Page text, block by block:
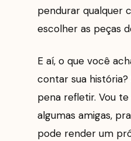
pendurar qualquer
escolher as peças
E aí, o que você
contar sua história?
pena refletir. Vou
algumas amigas,
pode render um